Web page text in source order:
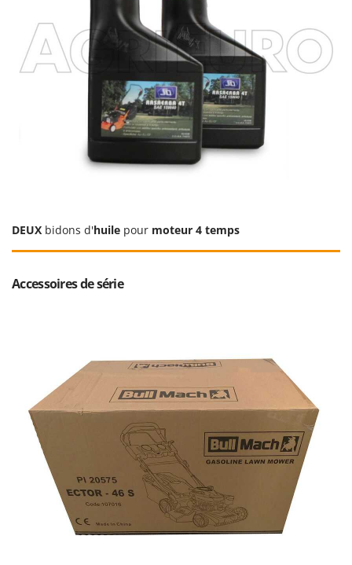
DEUX bidons d'huile pour moteur 4 temps
Accessoires de série